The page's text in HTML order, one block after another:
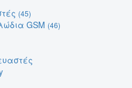
(45)
GSM (46)